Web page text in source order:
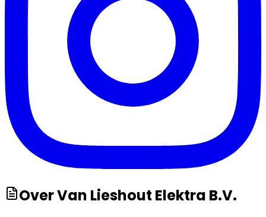
OverVan Lieshout Elektra B.V.